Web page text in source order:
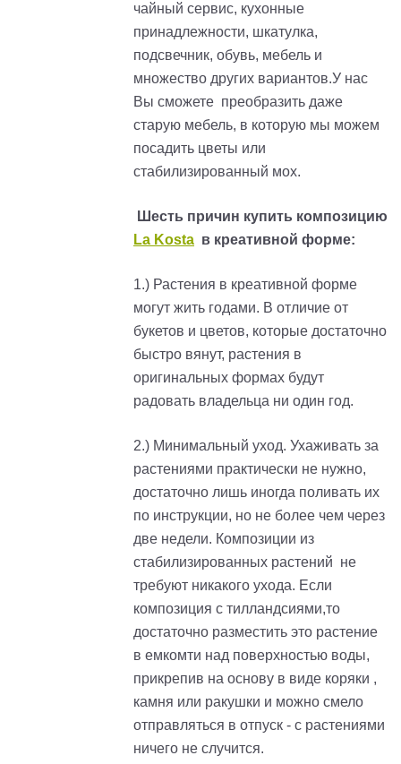
чайный сервис, кухонные
принадлежности, шкатулка,
подсвечник, обувь, мебель и
множество других вариантов.У нас
Вы сможете преобразить даже
старую мебель, в которую мы можем
посадить цветы или
стабилизированный мох.
Шесть причин купить композицию
La Kosta в креативной форме:
1.) Растения в креативной форме
могут жить годами. В отличие от
букетов и цветов, которые достаточно
быстро вянут, растения в
оригинальных формах будут
радовать владельца ни один год.
2.) Минимальный уход. Ухаживать за
растениями практически не нужно,
достаточно лишь иногда поливать их
по инструкции, но не более чем через
две недели. Композиции из
стабилизированных растений не
требуют никакого ухода. Если
композиция с тилландсиями,то
достаточно разместить это растение
в емкомти над поверхностью воды,
прикрепив на основу в виде коряки ,
камня или ракушки и можно смело
отправляться в отпуск - с растениями
ничего не случится.